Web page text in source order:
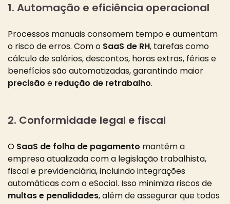
1. Automação e eficiência operacional
Processos manuais consomem tempo e aumentam
o risco de erros. Com o SaaS de RH, tarefas como
cálculo de salários, descontos, horas extras, férias e
benefícios são automatizadas, garantindo maior
precisão e redução de retrabalho.
2. Conformidade legal e fiscal
O SaaS de folha de pagamento mantém a
empresa atualizada com a legislação trabalhista,
fiscal e previdenciária, incluindo integrações
automáticas com o eSocial. Isso minimiza riscos de
multas e penalidades, além de assegurar que todos